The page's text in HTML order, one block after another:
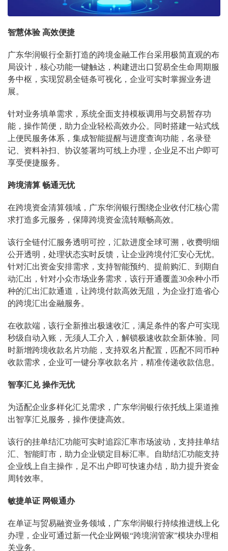
智慧体验 高效便捷
广东华润银行全新打造的跨境金融工作台采用极简直观的布
局设计，核心功能一键触达，构建进出口贸易全生命周期服
务中枢，实现贸易全链条可视化，企业可实时掌握业务进
展。
针对业务填单需求，系统全面支持模板调用与交易暂存功
能，操作简便，助力企业轻松高效办公。同时搭建一站式线
上便民服务体系，集成智能提醒与进度查询功能，名录登
记、资料补扫、协议签署均可线上办理，企业足不出户即可
享受便捷服务。
跨境清算 畅通无忧
在跨境资金清算领域，广东华润银行围绕企业收付汇核心需
求打造多元服务，保障跨境资金流转顺畅高效。
该行全链付汇服务透明可控，汇款进度全球可溯，收费明细
公开透明，处理状态实时反馈，让企业跨境付汇安心无忧。
针对汇出资金安排需求，支持智能预约、提前购汇、到期自
动汇出，针对小众市场业务需求，该行开通覆盖30余种小币
种的汇出汇款通道，让跨境付款高效无阻，为企业打造省心
的跨境汇出金融服务。
在收款端，该行全新推出极速收汇，满足条件的客户可实现
秒级自动入账，无须人工介入，解锁极速收款全新体验。同
时新增跨境收款名片功能，支持双名片配置，匹配不同币种
收款需求，企业可一键分享收款名片，精准传递收款信息。
智享汇兑 操作无忧
为适配企业多样化汇兑需求，广东华润银行依托线上渠道推
出智享汇兑服务，操作便捷高效。
该行的挂单结汇功能可实时追踪汇率市场波动，支持挂单结
汇、智能盯市，助力企业锁定目标汇率。自助结汇功能支持
企业线上自主操作，足不出户即可快速办结，助力提升资金
周转效率。
敏捷单证 网银通办
在单证与贸易融资业务领域，广东华润银行持续推进线上化
办理，企业可通过新一代企业网银“跨境润管家”模块办理相
关业务。